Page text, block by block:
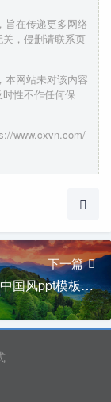
旨在传递更多网络
，侵删请联系页
本网站未对该内容
性不作任何保
www.cxvn.com/
下一篇
道之禅韵中国风ppt模板下载